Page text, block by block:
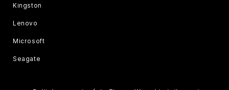
Kingston
Lenovo
Microsoft
Seagate